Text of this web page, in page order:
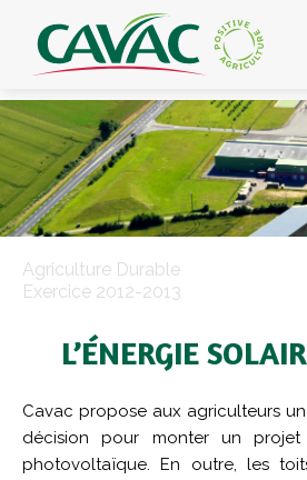
Agriculture Durable
Exercice 2012-2013
L’ÉNERGIE
Cavac propose aux agriculteurs
décision pour monter un projet
photovoltaïque. En outre, les
Panneau de gestion des cookies